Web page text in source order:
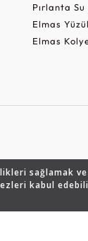
sağlamak
kabul
Pırlanta
Elmas
Elmas
Copyright © 2026